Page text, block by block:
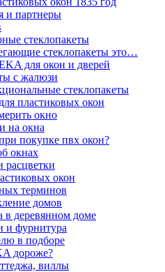
и партнеры
стеклопакеты
стеклопакеты это…
для окон и дверей
с жалюзи
стеклопакеты
пластиковых окон
окно
на окна
покупке пвх окон?
окнах
окон
терминов
домов
в деревянном доме
и фурнитура
в подборе
дороже?
виллы